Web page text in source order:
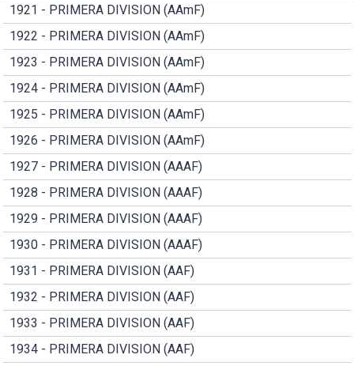
1921 - PRIMERA DIVISION (AAmF)
1922 - PRIMERA DIVISION (AAmF)
1923 - PRIMERA DIVISION (AAmF)
1924 - PRIMERA DIVISION (AAmF)
1925 - PRIMERA DIVISION (AAmF)
1926 - PRIMERA DIVISION (AAmF)
1927 - PRIMERA DIVISION (AAAF)
1928 - PRIMERA DIVISION (AAAF)
1929 - PRIMERA DIVISION (AAAF)
1930 - PRIMERA DIVISION (AAAF)
1931 - PRIMERA DIVISION (AAF)
1932 - PRIMERA DIVISION (AAF)
1933 - PRIMERA DIVISION (AAF)
1934 - PRIMERA DIVISION (AAF)